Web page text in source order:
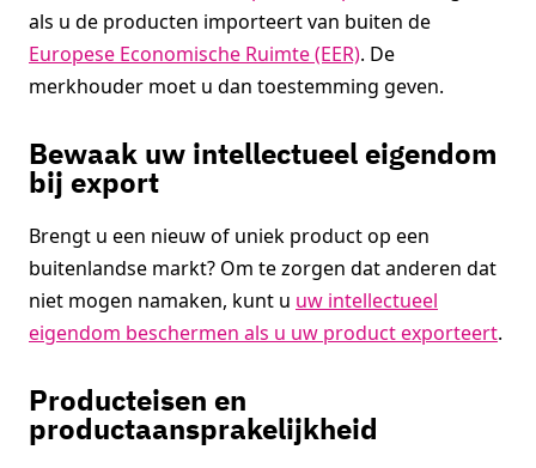
als u de producten importeert van buiten de
Europese Economische Ruimte (EER). De
merkhouder moet u dan toestemming geven.
Bewaak uw intellectueel eigendom
bij export
Brengt u een nieuw of uniek product op een
buitenlandse markt? Om te zorgen dat anderen dat
niet mogen namaken, kunt u uw intellectueel
eigendom beschermen als u uw product exporteert.
Producteisen en
productaansprakelijkheid